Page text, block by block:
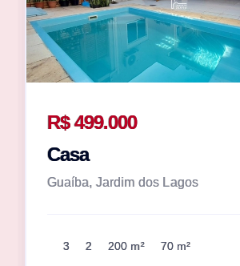
R$ 499.000
Casa
Guaíba, Jardim dos Lagos
3 2 200 m² 70 m²